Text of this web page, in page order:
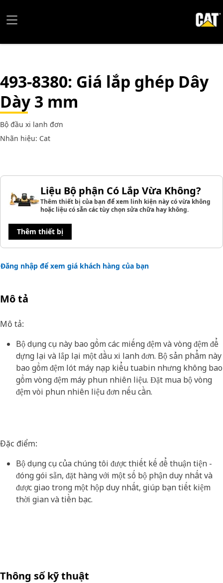
493-8380: Giá lắp ghép Dây
Dày 3 mm
Bộ đầu xi lanh đơn
Nhãn hiệu: Cat
Liệu Bộ phận Có Lắp Vừa Không?
Thêm thiết bị của bạn để xem linh kiện này có vừa không
hoặc liệu có sẵn các tùy chọn sửa chữa hay không.
Thêm thiết bị
Đăng nhập để xem giá khách hàng của bạn
Mô tả
Mô tả:
Bộ dụng cụ này bao gồm các miếng đệm và vòng đệm để
dựng lại và lắp lại một đầu xi lanh đơn. Bộ sản phẩm này
bao gồm đệm lót máy nạp kiểu tuabin nhưng không bao
gồm vòng đệm máy phun nhiên liệu. Đặt mua bộ vòng
đệm vòi phun nhiên liệu đơn nếu cần.
Đặc điểm:
Bộ dụng cụ của chúng tôi được thiết kế để thuận tiện -
đóng gói sẵn, đặt hàng với một số bộ phận duy nhất và
được giao trong một hộp duy nhất, giúp bạn tiết kiệm
thời gian và tiền bạc.
Thông số kỹ thuật